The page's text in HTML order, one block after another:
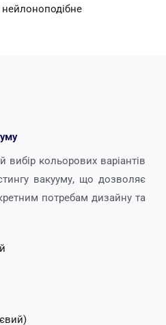
кольорових варіантів
вакууму, що дозволяє
потребам дизайну та